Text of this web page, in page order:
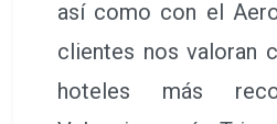
referencia el mar y
acogedor, original,
cerca del Palau